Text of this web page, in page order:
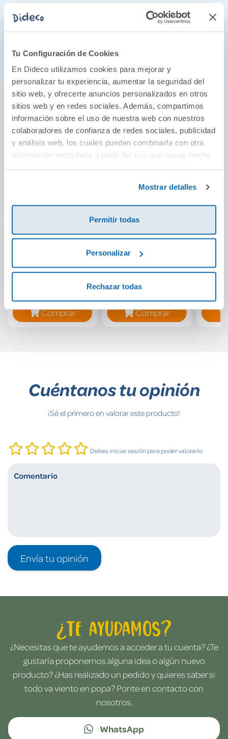
Tu Configuración de Cookies
En Dideco utilizamos cookies para mejorar y
personalizar tu experiencia, aumentar la seguridad del
sitio web, y ofrecerte anuncios personalizados en otros
sitios web y en redes sociales. Además, compartimos
información sobre el uso de nuestra web con nuestros
colaboradores de confianza de redes sociales, publicidad
y análisis web, los cuales pueden combinarla con otra
información recopilada a partir del uso que hayas hecho
Mostrar detalles
Permitir todas
Personalizar
Rechazar todas
amor.
«Una novela maravillosa con intriga, amor,
Nobel de Literatura
También podría gustarte...
Comprar
Un viaje hacia el
9,90€
Comprar
Cuéntanos tu opinión
¡Sé el primero en valorar este producto!
Debes iniciar sesión para poder valorarlo
Envía tu opinión
¿Te ayudamos?
¿Necesitas que te ayudemos a acceder a tu cuenta? ¿Te
gustaría proponernos alguna idea o algún nuevo
producto? ¿Has realizado un pedido y quieres saber si
todo va viento en popa? Ponte en contacto con
nosotros.
WhatsApp